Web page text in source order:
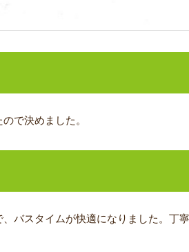
で決めました。
バスタイムが快適になりました。丁